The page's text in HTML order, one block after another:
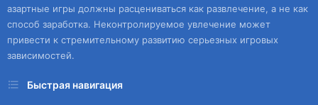
азартные игры должны расцениваться как развлечение, а не как
способ заработка. Неконтролируемое увлечение может
привести к стремительному развитию серьезных игровых
зависимостей.
Быстрая навигация